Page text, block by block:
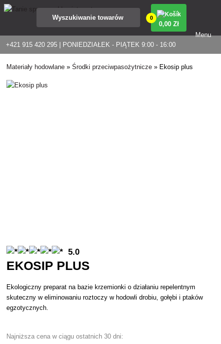
+421 915 420 295 | PONIEDZIAŁEK - PIĄTEK 9:00 - 16:00
0
0,00 Zł
Menu
Materiały hodowlane »Środki przeciwpasożytnicze » Ekosip plus
5.0
EKOSIP PLUS
Ekologiczny preparat na bazie krzemionki o działaniu repelentnym
skuteczny w eliminowaniu roztoczy w hodowli drobiu, gołębi i ptaków
egzotycznych.
Najniższa cena w ciągu ostatnich 30 dni: